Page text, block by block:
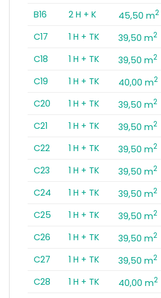
B16
2 H + K 45,50 m2
C17
1 H + TK 39,50 m2
C18
1 H + TK 39,50 m2
C19
1 H + TK 40,00 m2
C20
1 H + TK 39,50 m2
C21
1 H + TK 39,50 m2
C22
1 H + TK 39,50 m2
C23
1 H + TK 39,50 m2
C24
1 H + TK 39,50 m2
C25
1 H + TK 39,50 m2
C26
1 H + TK 39,50 m2
C27
1 H + TK 39,50 m2
C28
1 H + TK 40,00 m2